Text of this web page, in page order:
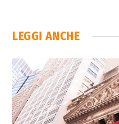
LEGGI ANCHE